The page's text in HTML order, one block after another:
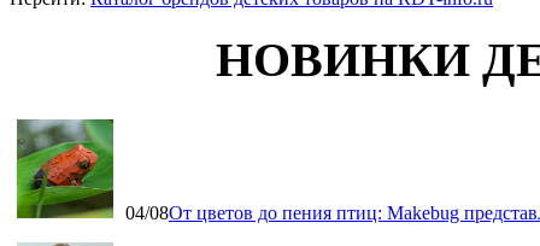
НОВИНКИ
04/08От цветов до пения птиц: Makebug